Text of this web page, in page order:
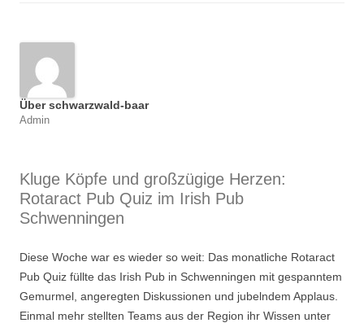
Über schwarzwald-baar
Admin
Kluge Köpfe und großzügige Herzen:
Rotaract Pub Quiz im Irish Pub
Schwenningen
Diese Woche war es wieder so weit: Das monatliche Rotaract
Pub Quiz füllte das Irish Pub in Schwenningen mit gespanntem
Gemurmel, angeregten Diskussionen und jubelndem Applaus.
Einmal mehr stellten Teams aus der Region ihr Wissen unter